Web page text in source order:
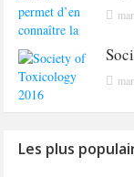
Les plus